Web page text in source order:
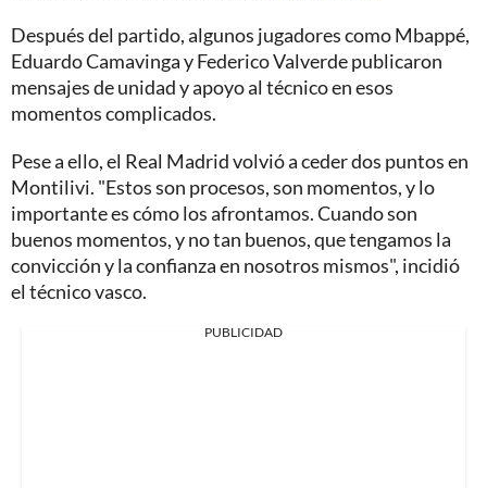
Después del partido, algunos jugadores como Mbappé,
Eduardo Camavinga y Federico Valverde publicaron
mensajes de unidad y apoyo al técnico en esos
momentos complicados.
Pese a ello, el Real Madrid volvió a ceder dos puntos en
Montilivi. "Estos son procesos, son momentos, y lo
importante es cómo los afrontamos. Cuando son
buenos momentos, y no tan buenos, que tengamos la
convicción y la confianza en nosotros mismos", incidió
el técnico vasco.
PUBLICIDAD